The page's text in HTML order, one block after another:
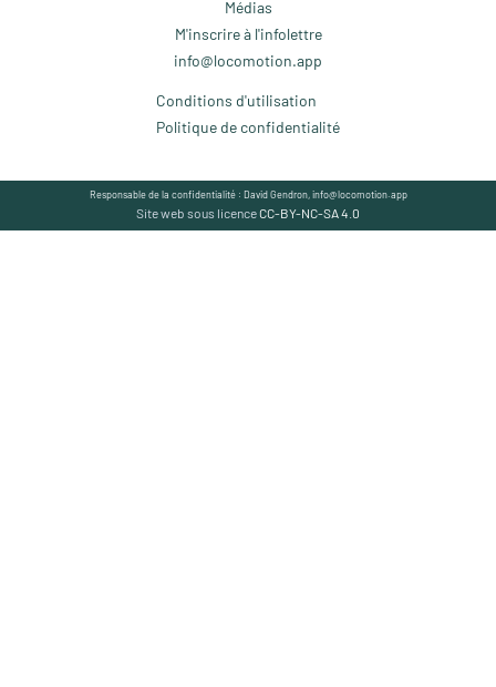
Médias
M'inscrire à l'infolettre
info@locomotion.app
Conditions d'utilisation
Politique de confidentialité
Responsable de la confidentialité : David Gendron, info@locomotion.app
Site web sous licenceCC-BY-NC-SA 4.0